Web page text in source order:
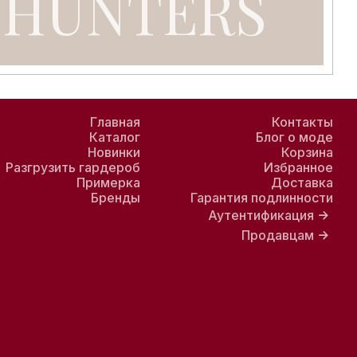
Главная
Каталог
Новинки
Разгрузить гардероб
Примерка
Бренды
Контакты
Блог о моде
Корзина
Избранное
Доставка
Гарантия подлинности
Аутентификация
Продавцам